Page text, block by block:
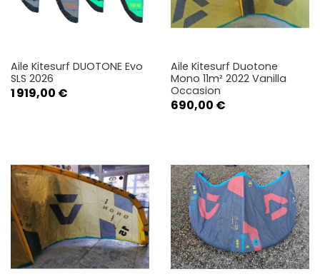
Aile Kitesurf DUOTONE Evo
SLS 2026
Prix
1 919,00 €
Aile Kitesurf Duotone
Mono 11m² 2022 Vanilla
Occasion
Prix
690,00 €